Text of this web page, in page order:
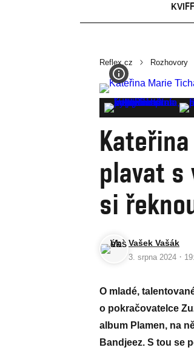
Reflex.cz Rozhovory
plavat s
si
Vašek Vašák
3. srpna 2024 ·
O mladé,
o pokračovatelce
album Plamen, na
Bandjeez. S tou se